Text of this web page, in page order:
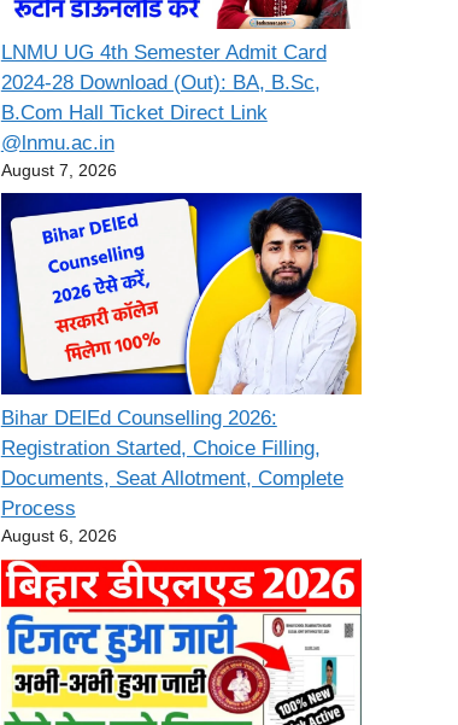
LNMU UG 4th Semester Admit Card
2024-28 Download (Out): BA, B.Sc,
B.Com Hall Ticket Direct Link
@lnmu.ac.in
August 7, 2026
Bihar DElEd Counselling 2026:
Registration Started, Choice Filling,
Documents, Seat Allotment, Complete
Process
August 6, 2026